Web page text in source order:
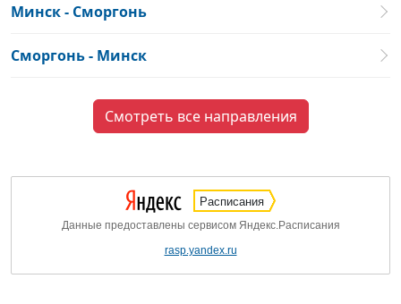
Минск - Сморгонь
Сморгонь - Минск
Смотреть все направления
Расписания
Данные предоставлены сервисом Яндекс.Расписания
rasp.yandex.ru